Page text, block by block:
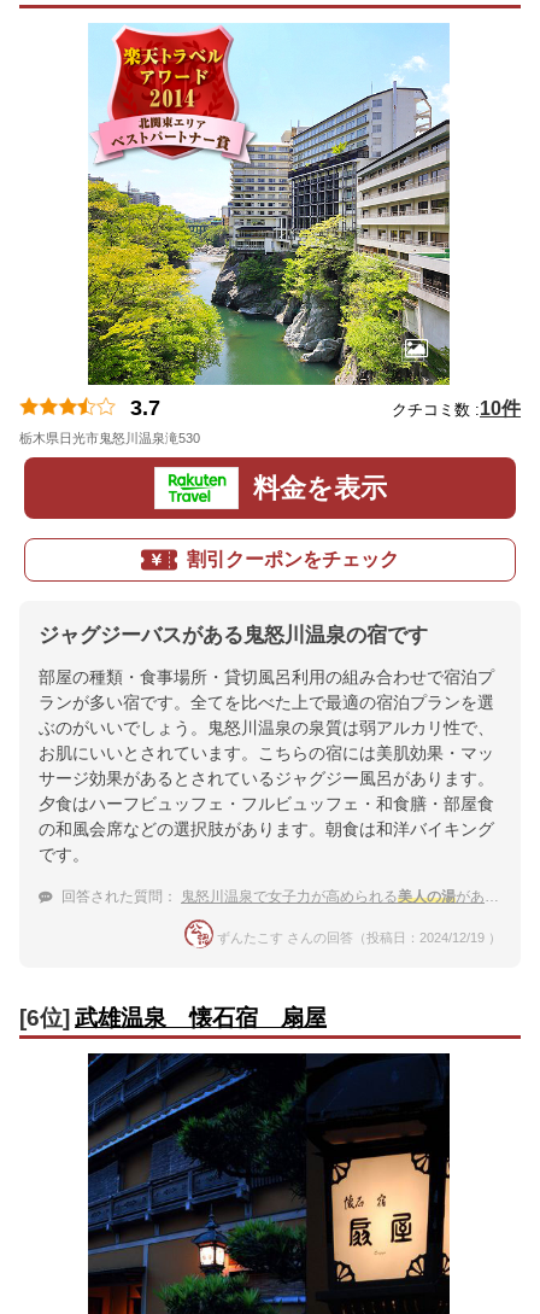
3.7 クチコミ数 :10件
栃木県日光市鬼怒川温泉滝530
料金を表示
割引クーポンをチェック
ジャグジーバスがある鬼怒川温泉の宿です
部屋の種類・食事場所・貸切風呂利用の組み合わせで宿泊プ
ランが多い宿です。全てを比べた上で最適の宿泊プランを選
ぶのがいいでしょう。鬼怒川温泉の泉質は弱アルカリ性で、
お肌にいいとされています。こちらの宿には美肌効果・マッ
サージ効果があるとされているジャグジー風呂があります。
夕食はハーフビュッフェ・フルビュッフェ・和食膳・部屋食
の和風会席などの選択肢があります。朝食は和洋バイキング
です。
回答された質問： 鬼怒川温泉で女子力が高められる美人の湯がある宿はありますか？
ずんたこす さんの回答（投稿日：2024/12/19 ）
[6位] 武雄温泉 懐石宿 扇屋